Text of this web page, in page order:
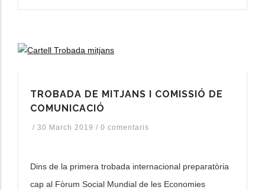
TROBADA DE MITJANS I COMISSIÓ DE
COMUNICACIÓ
/ 30 March 2019 / 0 comentaris
Dins de la primera trobada internacional preparatòria
cap al Fòrum Social Mundial de les Economies